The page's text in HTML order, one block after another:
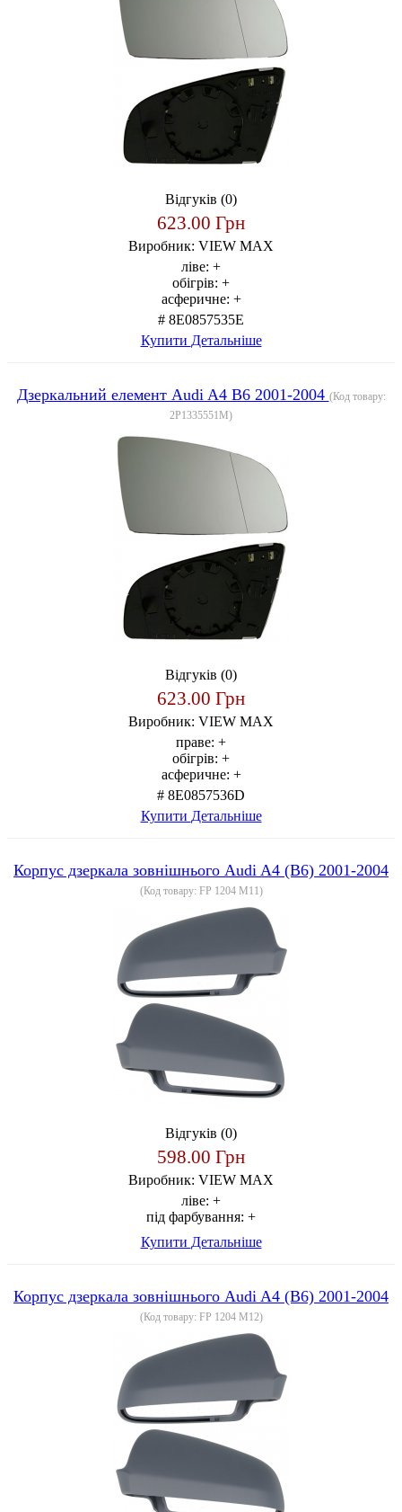
Відгуків (0)
623.00 Грн
Виробник: VIEW MAX
ліве: +
обігрів: +
асферичне: +
# 8E0857535E
Купити Детальніше
Дзеркальний елемент Audi A4 B6 2001-2004 (Код товару:
2P1335551M)
Відгуків (0)
623.00 Грн
Виробник: VIEW MAX
праве: +
обігрів: +
асферичне: +
# 8E0857536D
Купити Детальніше
Корпус дзеркала зовнішнього Audi A4 (B6) 2001-2004
(Код товару: FP 1204 M11)
Відгуків (0)
598.00 Грн
Виробник: VIEW MAX
ліве: +
під фарбування: +
Купити Детальніше
Корпус дзеркала зовнішнього Audi A4 (B6) 2001-2004
(Код товару: FP 1204 M12)